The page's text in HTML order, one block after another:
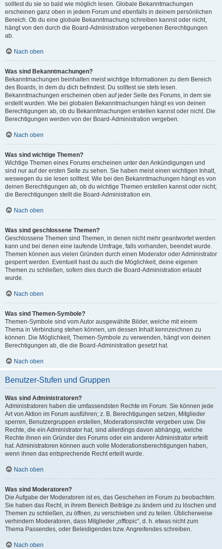
solltest du sie so bald wie möglich lesen. Globale Bekanntmachungen
erscheinen ganz oben in jedem Forum und ebenfalls in deinem persönlichen
Bereich. Ob du eine globale Bekanntmachung schreiben kannst oder nicht,
hängt von den durch die Board-Administration vergebenen Berechtigungen
ab.
Nach oben
Was sind Bekanntmachungen?
Bekanntmachungen beinhalten meist wichtige Informationen zu dem Bereich
des Boards, in dem du dich befindest. Du solltest sie stets lesen.
Bekanntmachungen erscheinen oben auf jeder Seite des Forums, in dem sie
erstellt wurden. Wie bei globalen Bekanntmachungen hängt es von deinen
Berechtigungen ab, ob du Bekanntmachungen erstellen kannst oder nicht. Die
Berechtigungen werden von der Board-Administration vergeben.
Nach oben
Was sind wichtige Themen?
Wichtige Themen eines Forums erscheinen unter den Ankündigungen und
sind nur auf der ersten Seite zu sehen. Sie haben meist einen wichtigen Inhalt,
weswegen du sie lesen solltest. Wie bei den Bekanntmachungen hängt es von
deinen Berechtigungen ab, ob du wichtige Themen erstellen kannst oder nicht;
die Berechtigungen stellt die Board-Administration ein.
Nach oben
Was sind geschlossene Themen?
Geschlossene Themen sind Themen, in denen nicht mehr geantwortet werden
kann und bei denen eine laufende Umfrage, falls vorhanden, beendet wurde.
Themen können aus vielen Gründen durch einen Moderator oder Administrator
gesperrt werden. Eventuell hast du auch die Möglichkeit, deine eigenen
Themen zu schließen, sofern dies durch die Board-Administration erlaubt
wurde.
Nach oben
Was sind Themen-Symbole?
Themen-Symbole sind vom Autor ausgewählte Bilder, welche mit einem
Thema in Verbindung stehen können, um dessen Inhalt kennzeichnen zu
können. Die Möglichkeit, Themen-Symbole zu verwenden, hängt von deinen
Berechtigungen ab, die die Board-Administration gesetzt hat.
Nach oben
Benutzer-Stufen und Gruppen
Was sind Administratoren?
Administratoren haben die umfassendsten Rechte im Forum. Sie können jede
Art von Aktion im Forum ausführen; z. B. Berechtigungen setzen, Mitglieder
sperren, Benutzergruppen erstellen, Moderationsrechte vergeben usw. Die
Rechte, die ein Administrator hat, sind allerdings davon abhängig, welche
Rechte ihnen ein Gründer des Forums oder ein anderer Administrator erteilt
hat. Administratoren können auch volle Moderationsberechtigungen haben,
wenn ihnen das entsprechende Recht erteilt wurde.
Nach oben
Was sind Moderatoren?
Die Aufgabe der Moderatoren ist es, das Geschehen im Forum zu beobachten.
Sie haben das Recht, in ihrem Bereich Beiträge zu ändern und zu löschen und
Themen zu schließen, zu öffnen, zu verschieben und zu teilen. Üblicherweise
verhindern Moderatoren, dass Mitglieder „offtopic“, d. h. etwas nicht zum
Thema Passendes, oder Beleidigendes bzw. Angreifendes schreiben.
Nach oben